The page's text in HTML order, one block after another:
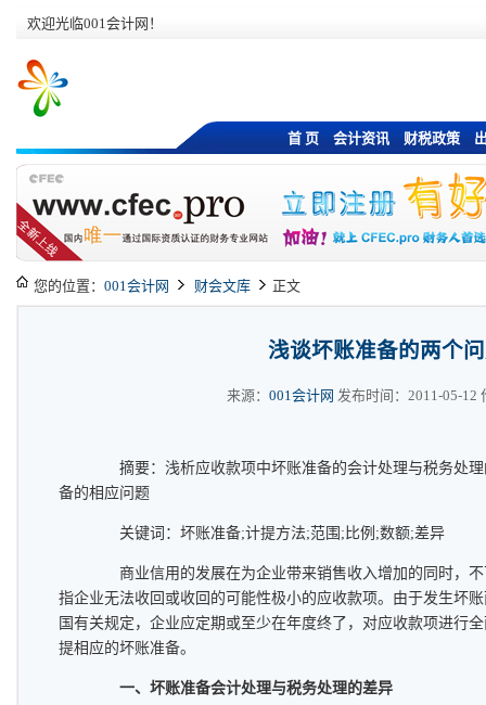
欢迎光临001会计网！
首 页 会计资讯 财税政策
您的位置： 001会计网 财会文库 正文
浅谈坏账准备的两个
来源： 001会计网 发布时间：2011-05-12
摘要：浅析应收款项中坏账准备的会计处理与税务处理
备的相应问题
关键词：坏账准备;计提方法;范围;比例;数额;差异
商业信用的发展在为企业带来销售收入增加的同时，不
指企业无法收回或收回的可能性极小的应收款项。由于发生坏
国有关规定，企业应定期或至少在年度终了，对应收款项进行
提相应的坏账准备。
一、坏账准备会计处理与税务处理的差异